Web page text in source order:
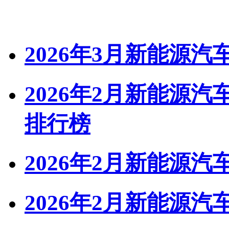
2026年3月新能源汽
2026年2月新能源汽
排行榜
2026年2月新能源汽
2026年2月新能源汽